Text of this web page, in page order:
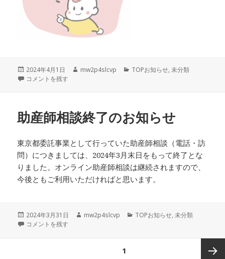
投
稿
2024年4月1日
作
mw2p4slcvp
カ
TOPお知らせ,未分類
新しい助産師MAPができました に
コメントを残す
助産師相談終了のお知らせ
東京都委託事業として行っていた助産師相談（電話・訪
問）につきましては、2024年3月末日をもって終了とな
りました。オンライン助産師相談は継続されますので、
今後ともご利用いただければと思います。
投
稿
2024年3月31日
作
mw2p4slcvp
カ
TOPお知らせ,未分類
助産師相談終了のお知らせ に
コメントを残す
1